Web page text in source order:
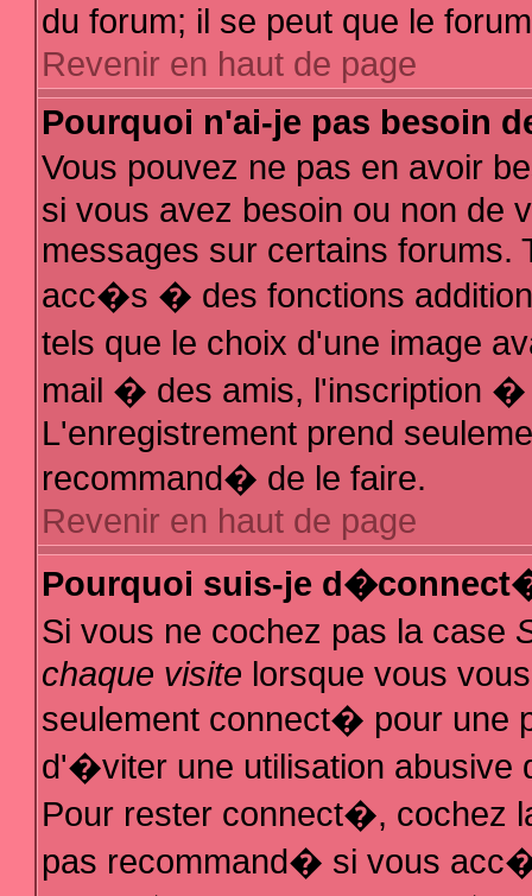
du forum; il se peut que le
Revenir en haut de page
Pourquoi n'ai-je pas besoin
Vous pouvez ne pas en avoir
si vous avez besoin ou non de
messages sur certains forums.
acc�s � des fonctions
tels que le choix d'une image
mail � des amis, l'inscription �
L'enregistrement prend
recommand� de le faire.
Revenir en haut de page
Pourquoi suis-je
Si vous ne cochez pas la case
chaque visite lorsque vous
seulement connect� pour
d'�viter une utilisation abusive
Pour rester connect�, cochez
pas recommand� si vous